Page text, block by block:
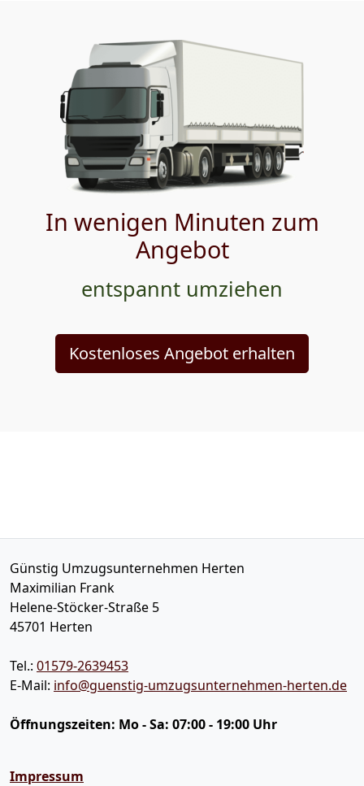
In wenigen Minuten zum
Angebot
entspannt umziehen
Kostenloses Angebot erhalten
Günstig Umzugsunternehmen Herten
Maximilian Frank
Helene-Stöcker-Straße 5
45701 Herten
Tel.: 01579-2639453
E-Mail: info@guenstig-umzugsunternehmen-herten.de
Öffnungszeiten: Mo - Sa: 07:00 - 19:00 Uhr
Impressum